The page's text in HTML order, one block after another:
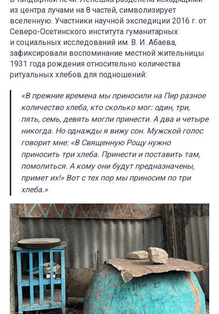
из центра лучами на 8 частей, символизирует
вселенную. Участники научной экспедиции 2016 г. от
Северо-Осетинского института гуманитарных
и социальных исследований им. В. И. Абаева,
зафиксировали воспоминание местной жительницы
1931 года рождения относительно количества
ритуальных хлебов для подношений:
«В прежние времена мы приносили на Пир разное
количество хлеба, кто сколько мог: один, три,
пять, семь, девять могли принести. А два и четыре
никогда. Но однажды я вижу сон. Мужской голос
говорит мне: «В Священную Рощу нужно
приносить три хлеба. Принести и поставить там,
помолиться. А кому они будут предназначены,
примет их!» Вот с тех пор мы приносим по три
хлеба.»